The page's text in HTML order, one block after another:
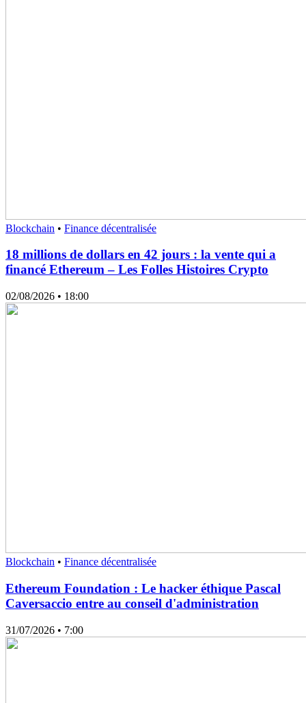
Blockchain • Finance décentralisée
18 millions de dollars en 42 jours : la vente qui a
financé Ethereum – Les Folles Histoires Crypto
02/08/2026 • 18:00
Blockchain • Finance décentralisée
Ethereum Foundation : Le hacker éthique Pascal
Caversaccio entre au conseil d'administration
31/07/2026 • 7:00